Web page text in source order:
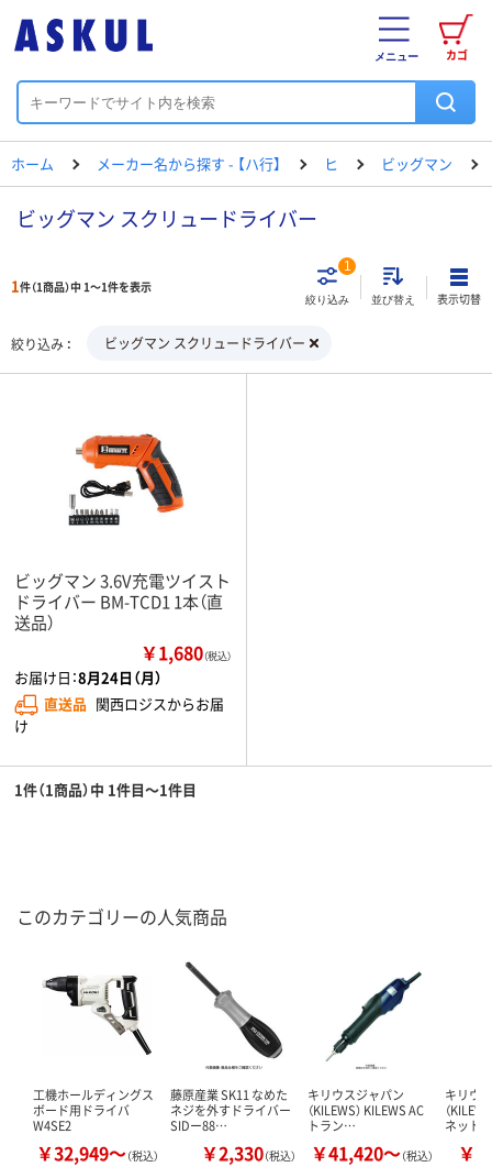
カゴ
メニュー
ホーム メーカー名から探す - 【ハ行】 ヒ ビッグマン
ビッグマン スクリュードライバー
1件（1商品）中 1～1件を表示
絞り込み
1
並び替え 表示切替
絞り込み ビッグマン スクリュードライバー
ビッグマン 3.6V充電ツイスト
ドライバー BM-TCD1 1本（直
送品）
￥1,680（税込）
お届け日：8月24日（月）
直送品 関西ロジスからお届
け
1件（1商品）中 1件目～1件目
このカテゴリーの人気商品
工機ホールディングス
ボード用ドライバ
W4SE2
￥32,949～（税込）
藤原産業 SK11 なめた
ネジを外すドライバー
SIDー88…
￥2,330（税込）
キリウスジャパン
（KILEWS） KILEWS AC
トラン…
￥41,420～（税込）
キリウ
（
ネット…
￥